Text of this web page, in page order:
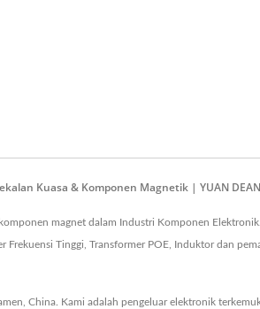
Kuasa & Komponen Magnetik | YUAN DEAN
magnet dalam Industri Komponen
Frekuensi Tinggi, Transformer POE, Induktor dan
China. Kami adalah pengeluar elektronik